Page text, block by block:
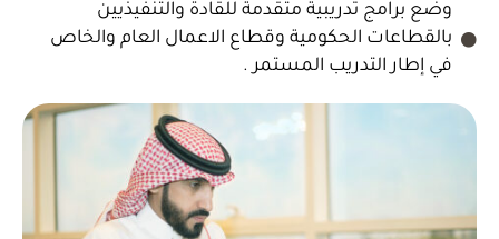
وضع برامج تدريبية متقدمة للقادة والتنفيذيين
بالقطاعات الحكومية وقطاع الاعمال العام والخاص
في إطار التدريب المستمر .